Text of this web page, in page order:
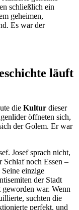
schließlich ein
geheimen,
Es war der
läuft
die Kultur dieser
öffneten sich,
der Golem. Er war
Josef sprach nicht,
Schlaf noch Essen –
einzige
der Stadt
geworden war. Wenn
suchten die
perfekt, und